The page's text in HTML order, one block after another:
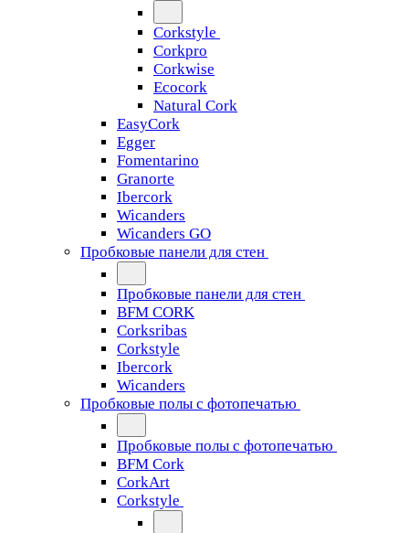
Corkstyle
Corkpro
Corkwise
Ecocork
Natural Cork
EasyCork
Egger
Fomentarino
Granorte
Ibercork
Wicanders
Wicanders GO
Пробковые панели для стен
Пробковые панели для стен
BFM CORK
Corksribas
Corkstyle
Ibercork
Wicanders
Пробковые полы с фотопечатью
Пробковые полы с фотопечатью
BFM Cork
CorkArt
Corkstyle